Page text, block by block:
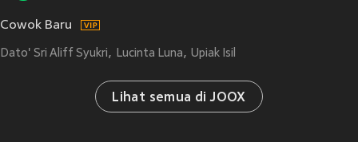
Cowok Baru
Dato' Sri Aliff Syukri Lucinta Luna Upiak Isil
Lihat semua di JOOX